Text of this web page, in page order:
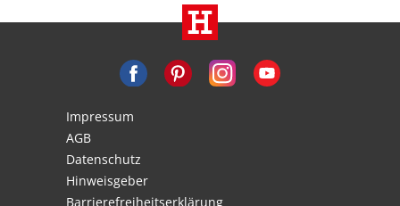
Impressum
AGB
Datenschutz
Hinweisgeber
Barrierefreiheitserklärung